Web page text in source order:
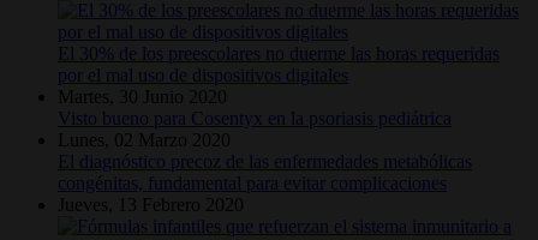
El 30% de los preescolares no duerme las horas requeridas
por el mal uso de dispositivos digitales
Martes, 30 Junio 2020
Visto bueno para Cosentyx en la psoriasis pediátrica
Lunes, 02 Marzo 2020
El diagnóstico precoz de las enfermedades metabólicas
congénitas, fundamental para evitar complicaciones
Jueves, 13 Febrero 2020